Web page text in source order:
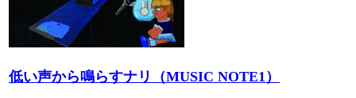
低い声から鳴らすナリ（MUSIC NOTE1）